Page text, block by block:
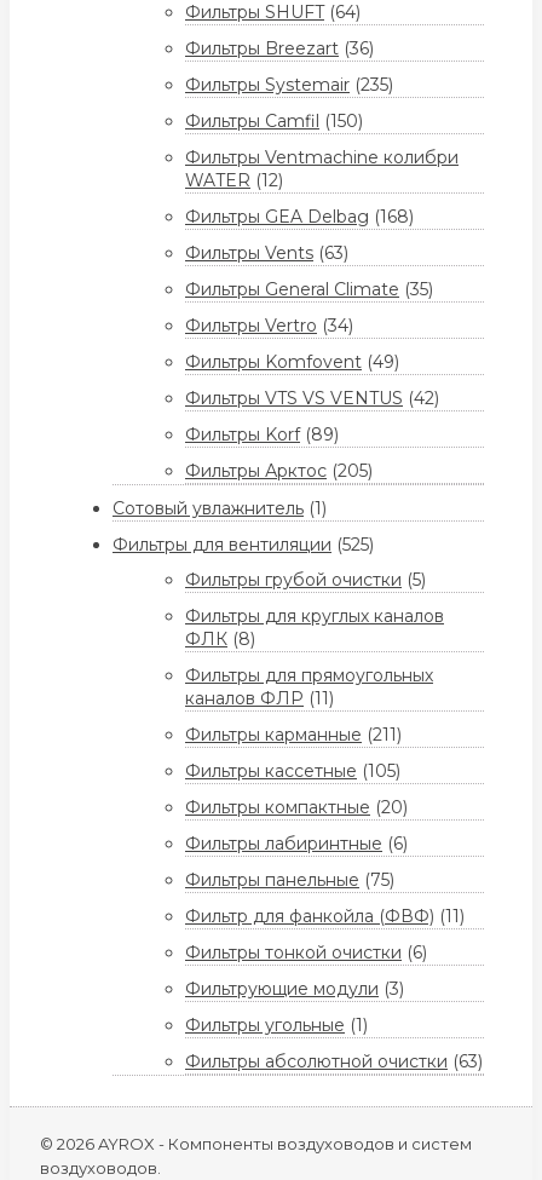
Фильтры SHUFT (64)
Фильтры Breezart (36)
Фильтры Systemair (235)
Фильтры Camfil (150)
Фильтры Ventmachine колибри
WATER (12)
Фильтры GEA Delbag (168)
Фильтры Vents (63)
Фильтры General Climate (35)
Фильтры Vertro (34)
Фильтры Komfovent (49)
Фильтры VTS VS VENTUS (42)
Фильтры Korf (89)
Фильтры Арктос (205)
Сотовый увлажнитель (1)
Фильтры для вентиляции (525)
Фильтры грубой очистки (5)
Фильтры для круглых каналов
ФЛК (8)
Фильтры для прямоугольных
каналов ФЛР (11)
Фильтры карманные (211)
Фильтры кассетные (105)
Фильтры компактные (20)
Фильтры лабиринтные (6)
Фильтры панельные (75)
Фильтр для фанкойла (ФВФ) (11)
Фильтры тонкой очистки (6)
Фильтрующие модули (3)
Фильтры угольные (1)
Фильтры абсолютной очистки (63)
© 2026 AYROX - Компоненты воздуховодов и систем
воздуховодов.